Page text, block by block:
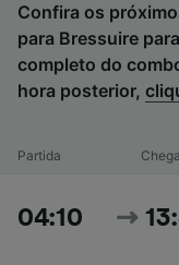
Confira os
para Bressuire
completo do
hora posterior,
Partida
04:10